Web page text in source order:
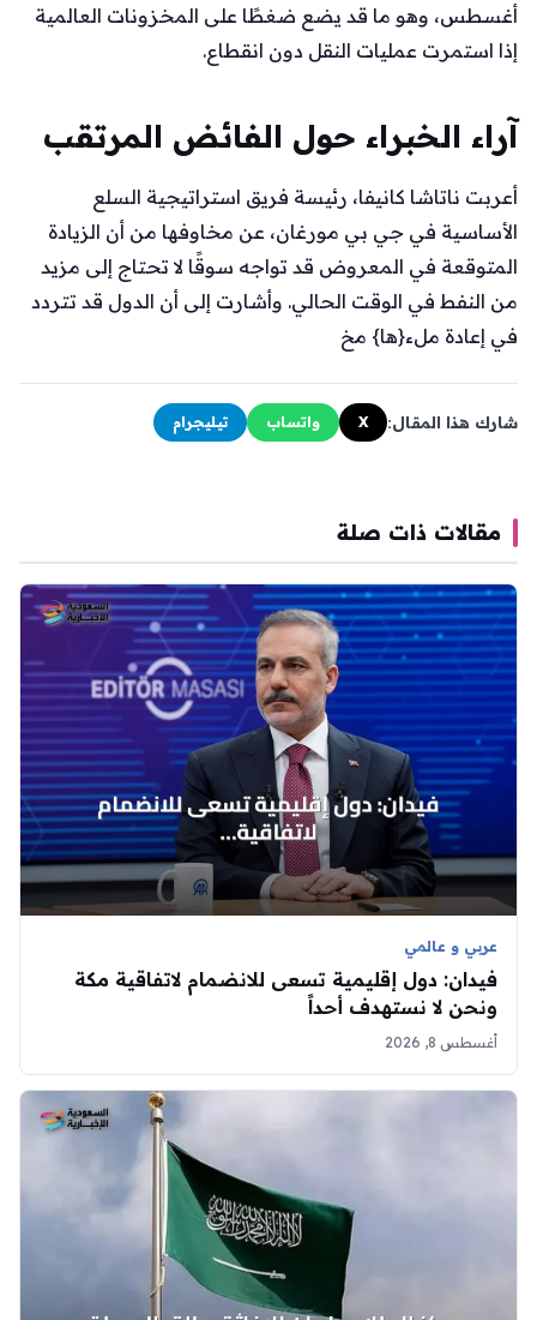
أغسطس، وهو ما قد يضع ضغطًا على المخزونات العالمية
إذا استمرت عمليات النقل دون انقطاع.
آراء الخبراء حول الفائض المرتقب
أعربت ناتاشا كانيفا، رئيسة فريق استراتيجية السلع
الأساسية في جي بي مورغان، عن مخاوفها من أن الزيادة
المتوقعة في المعروض قد تواجه سوقًا لا تحتاج إلى مزيد
من النفط في الوقت الحالي. وأشارت إلى أن الدول قد تتردد
في إعادة ملء{ها} مخ
شارك هذا المقال: X واتساب تيليجرام
مقالات ذات صلة
عربي و عالمي
فيدان: دول إقليمية تسعى للانضمام لاتفاقية مكة
ونحن لا نستهدف أحداً
أغسطس 8, 2026